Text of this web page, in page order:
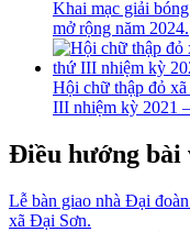
Khai mạc giải
mở rộng năm 2024.
Hội chữ thập đỏ
III nhiệm kỳ 2021
Điều hướng bài
Lễ bàn giao nhà Đại
xã Đại Sơn.